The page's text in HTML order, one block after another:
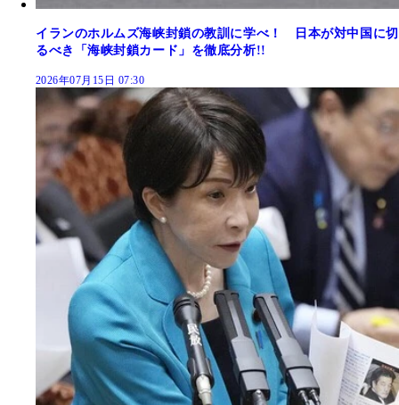
イランのホルムズ海峡封鎖の教訓に学べ！ 日本が対中国に切
るべき「海峡封鎖カード」を徹底分析!!
2026年07月15日 07:30